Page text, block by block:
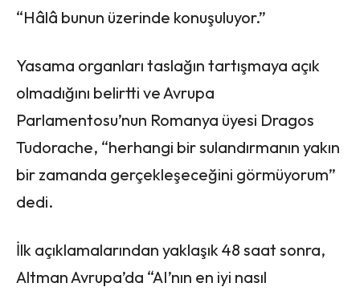
“Hâlâ bunun üzerinde konuşuluyor.”
Yasama organları taslağın tartışmaya açık
olmadığını belirtti ve Avrupa
Parlamentosu’nun Romanya üyesi Dragos
Tudorache, “herhangi bir sulandırmanın yakın
bir zamanda gerçekleşeceğini görmüyorum”
dedi.
İlk açıklamalarından yaklaşık 48 saat sonra,
Altman Avrupa’da “AI’nın en iyi nasıl